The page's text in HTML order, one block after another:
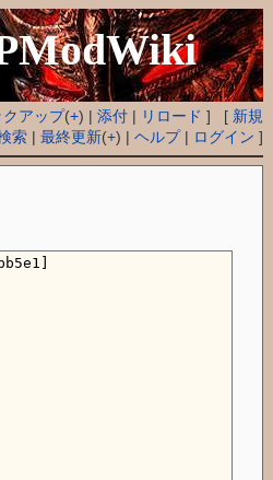
クアップ(+) |添付 | リロード ] [ 新規
索 |最終更新(+) |ヘルプ| ログイン ]